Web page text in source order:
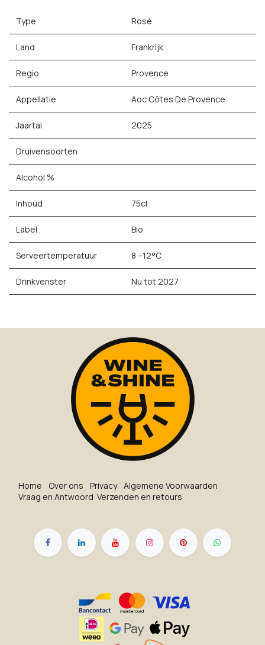
Type Rosé
Land Frankrijk
Regio Provence
Appellatie Aoc Côtes De Provence
Jaartal 2025
Druivensoorten
Alcohol %
Inhoud 75cl
Label Bio
Serveertemperatuur 8 –12°C
Drinkvenster Nu tot 2027
Ho​me O​ve​r on​s Privacy Algemene Voorwaarden
Vraag en Antwoord Verzenden en retours